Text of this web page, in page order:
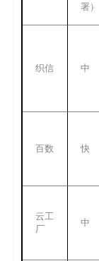
署）
织信 中
百数 快
云工
厂
中